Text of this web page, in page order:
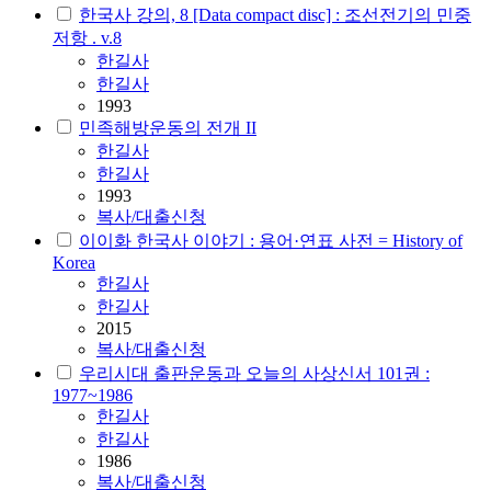
한국사 강의, 8 [Data compact disc] : 조선전기의 민중
저항 . v.8
한길사
한길사
1993
민족해방운동의 전개 II
한길사
한길사
1993
복사/대출신청
이이화 한국사 이야기 : 용어·연표 사전 = History of
Korea
한길사
한길사
2015
복사/대출신청
우리시대 출판운동과 오늘의 사상신서 101권 :
1977~1986
한길사
한길사
1986
복사/대출신청